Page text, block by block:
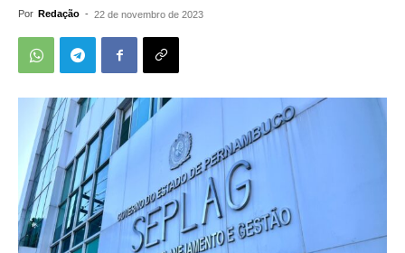
Por Redação - 22 de novembro de 2023